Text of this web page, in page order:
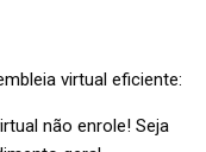
virtual eficiente:
não enrole! Seja